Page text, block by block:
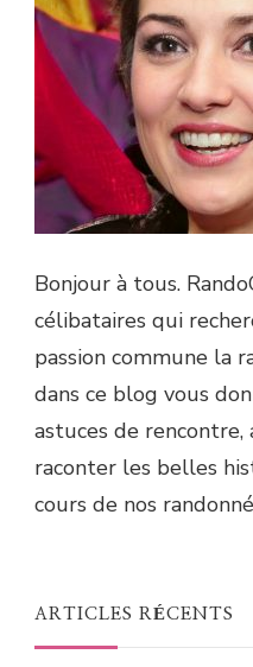
Bonjour à tous.
célibataires qui
passion commune la
dans ce blog vous
astuces de rencontre,
raconter les belles
cours de nos
ARTICLES RÉCENTS